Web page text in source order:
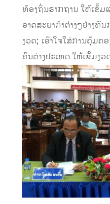
ທ້ອງຖິ່ນຮາກຖານ ໃຫ້ເຂັ້
ອາດສະຍາກໍາຕ່າງໆຢ່າງທັ
ງວດ; ເອົາໃຈໃສ່ການຄຸ້ມຄ
ຄົນຕ່າງປະເທດ ໃຫ້ເຂັ້ມງ